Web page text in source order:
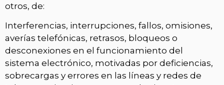
otros, de:
Interferencias, interrupciones, fallos, omisiones,
averías telefónicas, retrasos, bloqueos o
desconexiones en el funcionamiento del
sistema electrónico, motivadas por deficiencias,
sobrecargas y errores en las líneas y redes de